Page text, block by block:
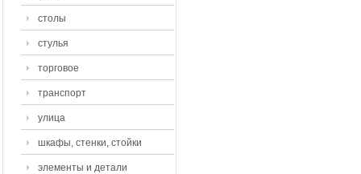
столы
стулья
торговое
транспорт
улица
шкафы, стенки, стойки
элементы и детали